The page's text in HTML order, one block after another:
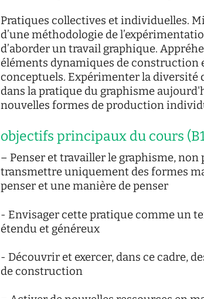
Pratiques collectives et individuelles.
d’une méthodologie de
d’aborder un travail graphique.
éléments dynamiques de
conceptuels. Expérimenter la diversité
dans la pratique du graphisme
nouvelles formes de production
objectifs principaux du cours
– Penser et travailler le graphisme, non
transmettre uniquement des formes
penser et une manière de penser
- Envisager cette pratique comme un
étendu et généreux
- Découvrir et exercer, dans ce cadre,
de construction